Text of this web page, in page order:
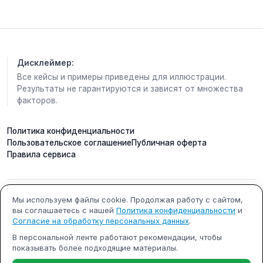
складывают, делят на 12, затем на количество
членов семьи. Полученная сумма не должна
превышать полутора прожиточных минимумов в
регионе. Размер выплаты считают так: налог за
разницу перечисляют заявителю.
Подать заявление можно до 1 октября через
«Госуслуги», МФЦ или клиентскую службу
Решение принимают в течение 10 рабочих дней,
ещё через 5 дней деньги поступают на счёт
родителя.
Читайте "Кировскую правду" там, где вам
комфортно:
-оперативная информация в МАКС
Дисклеймер:
Все кейсы и примеры приведены для иллюстрации.
Результаты не гарантируются и зависят от множества
факторов.
Политика конфиденциальности
Пользовательское соглашениеПубличная оферта
Правила сервиса
ИП Кобилинский Артем
Сергеевич
ИНН 615490002327
ОГРНИП 322619600000731
Почта: support@m-x.su
Режим работы: будние дни с
Мы используем файлы cookie. Продолжая работу с сайтом,
вы соглашаетесь с нашей Политика конфиденциальности и
Согласие на обработку персональных данных.
В персональной ленте работают рекомендации, чтобы
показывать более подходящие материалы.